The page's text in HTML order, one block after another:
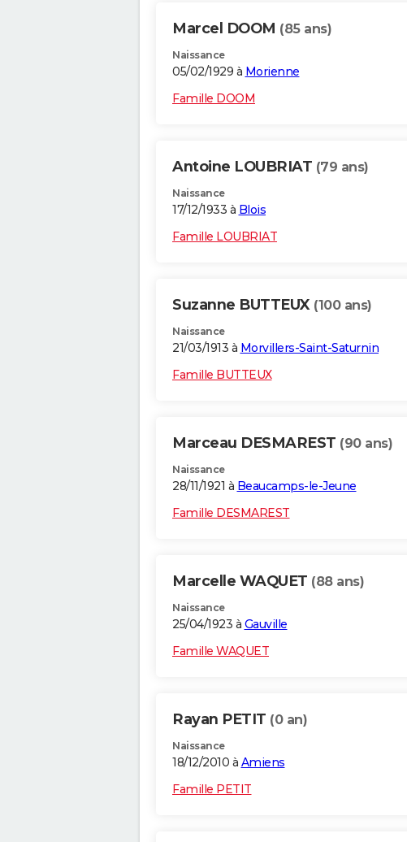
Marcel DOOM (85 ans)
Naissance
05/02/1929 à Morienne
Famille DOOM
Antoine LOUBRIAT (79 ans)
Naissance
17/12/1933 à Blois
Famille LOUBRIAT
Suzanne BUTTEUX (100 ans)
Naissance
21/03/1913 à Morvillers-Saint-Saturnin
Famille BUTTEUX
Marceau DESMAREST (90 ans)
Naissance
28/11/1921 à Beaucamps-le-Jeune
Famille DESMAREST
Marcelle WAQUET (88 ans)
Naissance
25/04/1923 à Gauville
Famille WAQUET
Rayan PETIT (0 an)
Naissance
18/12/2010 à Amiens
Famille PETIT